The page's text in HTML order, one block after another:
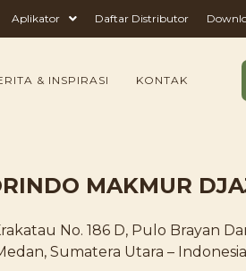
Aplikator Daftar Distributor
& INSPIRASI KONTAK
MAKMUR
No. 186 D, Pulo Brayan
Sumatera Utara –